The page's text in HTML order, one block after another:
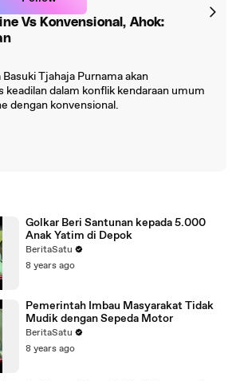
Vs Konvensional, Ahok:
Tjahaja Purnama akan
keadilan dalam konflik kendaraan umum
dengan konvensional.
Golkar Beri Santunan kepada 5.000
Anak Yatim di Depok
BeritaSatu
8 years ago
Pemerintah Imbau Masyarakat Tidak
Mudik dengan Sepeda Motor
BeritaSatu
8 years ago